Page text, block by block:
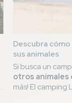
Descubra
sus animales
Si busca un
otros animales
más! El camping